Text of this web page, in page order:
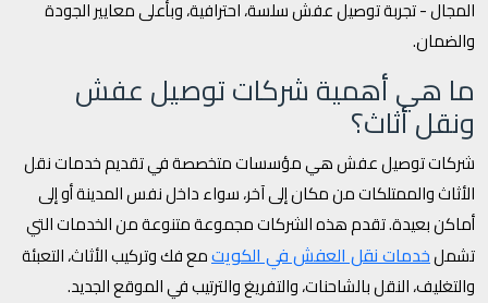
المجال - تجربة توصيل عفش سلسة، احترافية، وبأعلى معايير الجودة
والضمان.
ما هي أهمية شركات توصيل عفش
ونقل أثاث؟
شركات توصيل عفش هي مؤسسات متخصصة في تقديم خدمات نقل
الأثاث والممتلكات من مكان إلى آخر، سواء داخل نفس المدينة أو إلى
أماكن بعيدة. تقدم هذه الشركات مجموعة متنوعة من الخدمات التي
تشملخدمات نقل العفش في الكويتمع فك وتركيب الأثاث، التعبئة
والتغليف، النقل بالشاحنات، والتفريغ والترتيب في الموقع الجديد.